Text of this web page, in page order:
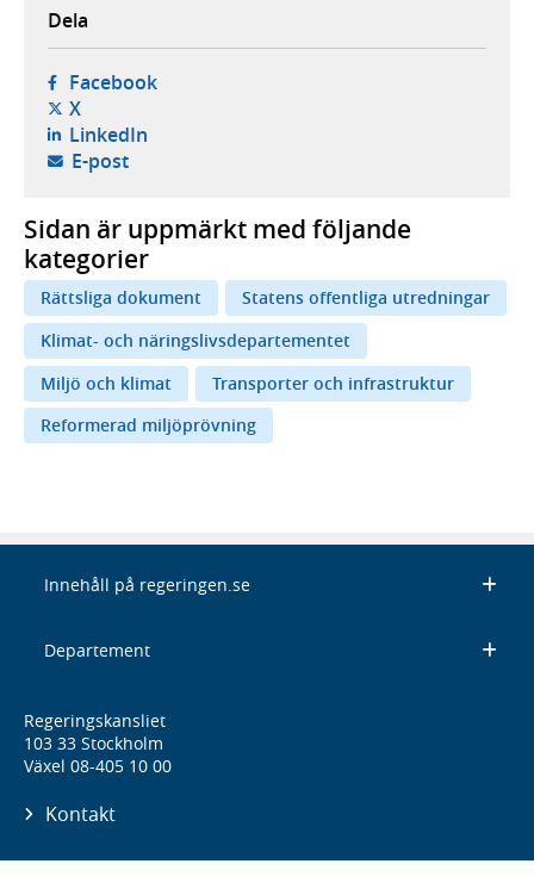
Dela
Facebook- öppnas i ny flik, extern webbplats,
X- öppnas i ny flik, extern webbplats,
LinkedIn- öppnas i ny flik, extern webbplats,
E-post- öppnar din e-postklient,
Sidan är uppmärkt med följande
kategorier
Rättsliga dokument
Statens offentliga utredningar
Klimat- och näringslivsdepartementet
Miljö och klimat
Transporter och infrastruktur
Reformerad miljöprövning
Innehåll på regeringen.se
Departement
Regeringskansliet
103 33 Stockholm
Växel 08-405 10 00
Kontakt